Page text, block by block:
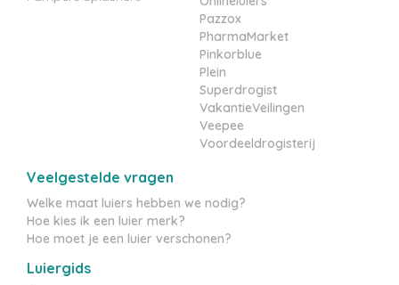
Pazzox
PharmaMarket
Pinkorblue
Plein
Superdrogist
VakantieVeilingen
Veepee
Voordeeldrogisterij
Veelgestelde vragen
Welke maat luiers hebben we nodig?
Hoe kies ik een luier merk?
Hoe moet je een luier verschonen?
Luiergids